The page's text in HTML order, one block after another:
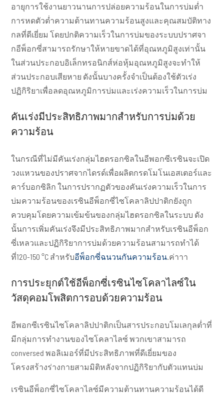
อายุการใช้งานยาวนานการปล่อยความร้อนในการบ่มต่ำ
การหดตัวต่ำความต้านทานความร้อนสูงและคุณสมบัติทาง
กลที่ดีเยี่ยม โดยปกติความเร็วในการบ่มของระบบปราศจา
กอีพ็อกซี่สามารถรักษาให้หายขาดได้ที่อุณหภูมิสูงเท่านั้น
ในส่วนประกอบอิเล็กทรอนิกส์ห่อหุ้มอุณหภูมิสูงจะทำให้
ส่วนประกอบเสียหาย ดังนั้นบางครั้งจำเป็นต้องใช้ตัวเร่ง
ปฏิกิริยาเพื่อลดอุณหภูมิการบ่มและเร่งความเร็วในการบ่ม
คันเร่งมีประสิทธิภาพมากสำหรับการบ่มด้วย
ความร้อน
ในกรณีที่ไม่มีคันเร่งกลุ่มไฮดรอกซิลในอีพอกซีเรซินจะเปิด
วงแหวนของปราศจากไดรด์เพื่อผลิตกรดโมโนเอสเตอร์และ
คาร์บอกซิลิก ในการปรากฏตัวของคันเร่งความเร็วในการ
บ่มความร้อนของเรซินอีพ็อกซี่ไซโคลาลิปปาติกยังถูก
ควบคุมโดยความเข้มข้นของกลุ่มไฮดรอกซิลในระบบ ดัง
นั้นการเพิ่มคันเร่งจึงมีประสิทธิภาพมากสำหรับเรซินอีพ็อก
ซี่เหลวและปฏิกิริยาการบ่มด้วยความร้อนสามารถทำได้
ที่120-150 °C สำหรับอีพ็อกซี่ฉนวนกันความร้อน.ค่าาา
การประยุกต์ใช้อีพ็อกซี่เรซินไซโคลาไลซ์ใน
วัสดุคอมโพสิตการอบด้วยความร้อน
อีพอกซีเรซินไซโคลาลิปปาติกเป็นสารประกอบโมเลกุลต่ำที่
มีกลุ่มการทำงานของไซโคลาไลซ์ พวกเขาสามารถ
conversed พอลิเมอร์ที่มีประสิทธิภาพที่ดีเยี่ยมของ
โครงสร้างร่างกายสามมิติหลังจากปฏิกิริยากับตัวแทนบ่ม
เรซินอีพ็อกซี่ไซโคลาไลซ์มีความต้านทานความร้อนได้ดี